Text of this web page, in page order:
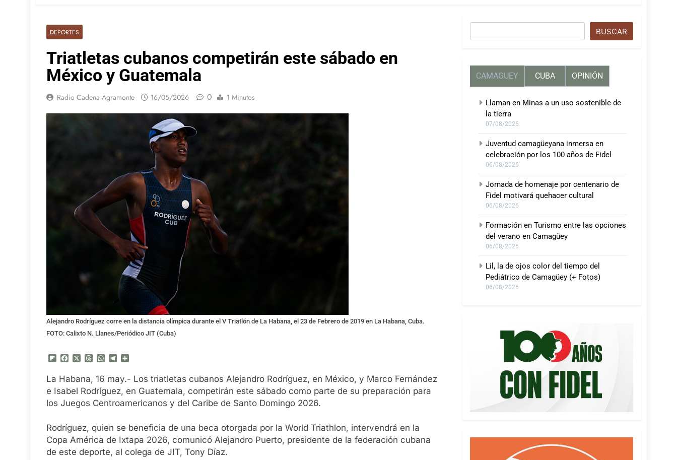
DEPORTES
Triatletas cubanos competirán este sábado en
México y Guatemala
Radio Cadena Agramonte 16/05/2026 0 1 Minutos
Alejandro Rodríguez corre en la distancia olímpica durante el V Triatlón de La Habana, el 23 de Febrero de 2019 en La Habana, Cuba.
FOTO: Calixto N. Llanes/Periódico JIT (Cuba)
Flipboard
FacebookThreadsWhatsApp
Telegram
La Habana, 16 may.- Los triatletas cubanos Alejandro Rodríguez, en México, y Marco Fernández
e Isabel Rodríguez, en Guatemala, competirán este sábado como parte de su preparación para
los Juegos Centroamericanos y del Caribe de Santo Domingo 2026.
Rodríguez, quien se beneficia de una beca otorgada por la World Triathlon, intervendrá en la
Copa América de Ixtapa 2026, comunicó Alejandro Puerto, presidente de la federación cubana
de este deporte, al colega de JIT, Tony Díaz.
BUSCAR
CAMAGUEY CUBA OPINIÓN
Llaman en Minas a un uso sostenible de
la tierra
07/08/2026
Juventud camagüeyana inmersa en
celebración por los 100 años de Fidel
06/08/2026
Jornada de homenaje por centenario de
Fidel motivará quehacer cultural
06/08/2026
Formación en Turismo entre las opciones
del verano en Camagüey
06/08/2026
Lil, la de ojos color del tiempo del
Pediátrico de Camagüey (+ Fotos)
06/08/2026